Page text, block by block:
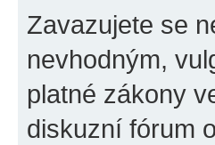
Zavazujete se
nevhodným,
platné zákony
diskuzní fórum